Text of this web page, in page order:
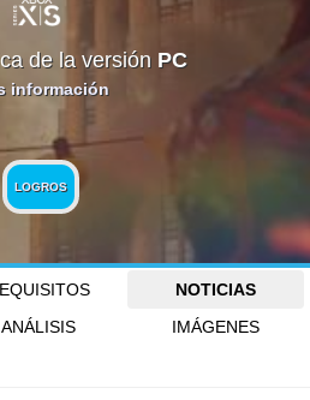
de la versión PC
información
LOGROS
NOTICIAS
ANÁLISIS
IMÁGENES